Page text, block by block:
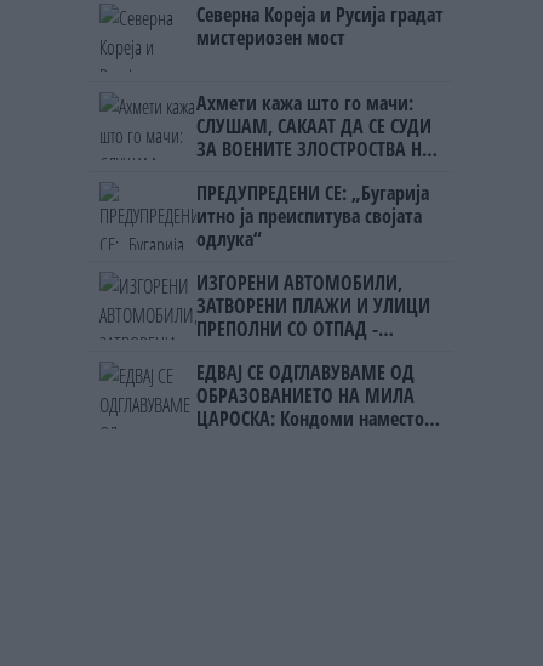
Северна Кореја и Русија градат
мистериозен мост
Ахмети кажа што го мачи:
СЛУШАМ, САКААТ ДА СЕ СУДИ
ЗА ВОЕНИТЕ ЗЛОСТРОСТВА НА
ПРЕДУПРЕДЕНИ СЕ: „Бугарија
итно ја преиспитува својата
одлука“
ИЗГОРЕНИ АВТОМОБИЛИ,
ЗАТВОРЕНИ ПЛАЖИ И УЛИЦИ
ПРЕПОЛНИ СО ОТПАД -
мигрантскиот бран кон Сеута
ЕДВАЈ СЕ ОДГЛАВУВАМЕ ОД
ОБРАЗОВАНИЕТО НА МИЛА
ЦАРОСКА: Кондоми наместо